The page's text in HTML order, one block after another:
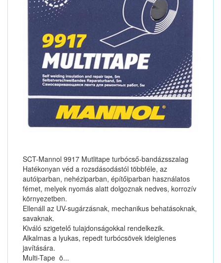
SCT-Mannol 9917 Mutlitape turbócső-bandázsszalag
Hatékonyan véd a rozsdásodástól többféle, az
autóiparban, nehéziparban, építőiparban használatos
fémet, melyek nyomás alatt dolgoznak nedves, korrozív
környezetben.
Ellenáll az UV-sugárzásnak, mechanikus behatásoknak,
savaknak.
Kiváló szigetelő tulajdonságokkal rendelkezik.
Alkalmas a lyukas, repedt turbócsövek ideiglenes
javítására.
Multi-Tape  ö...